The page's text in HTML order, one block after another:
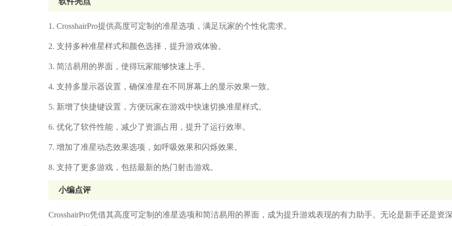
1. CrosshairPro提供高度可定制的准星选项，满足玩家的个性化需求。
2. 支持多种准星样式和颜色选择，提升游戏体验。
3. 简洁易用的界面，使得玩家能够快速上手。
4. 支持多显示器设置，确保准星在不同屏幕上的显示效果一致。
5. 新增了快捷键设置，方便玩家在游戏中快速切换准星样式。
6. 优化了软件性能，减少了资源占用，提升了运行效率。
7. 增加了准星动态效果选项，如呼吸效果和闪烁效果。
8. 支持了更多游戏，包括最新的热门射击游戏。
小编点评
CrosshairPro凭借其高度可定制的准星选项和简洁易用的界面，成为提升游戏表现的有力助手。无论是新手还是资